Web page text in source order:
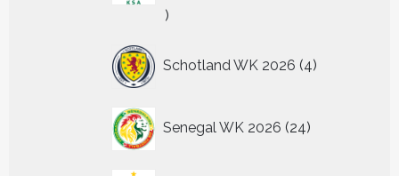
4
Schotland WK 2026 4
producten
Senegal WK 2026 24
producten